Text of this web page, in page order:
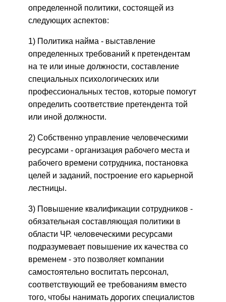
определенной политики, состоящей из
следующих аспектов:
1) Политика найма - выставление
определенных требований к претендентам
на те или иные должности, составление
специальных психологических или
профессиональных тестов, которые помогут
определить соответствие претендента той
или иной должности.
2) Собственно управление человеческими
ресурсами - организация рабочего места и
рабочего времени сотрудника, постановка
целей и заданий, построение его карьерной
лестницы.
3) Повышение квалификации сотрудников -
обязательная составляющая политики в
области ЧР. человеческими ресурсами
подразумевает повышение их качества со
временем - это позволяет компании
самостоятельно воспитать персонал,
соответствующий ее требованиям вместо
того, чтобы нанимать дорогих специалистов